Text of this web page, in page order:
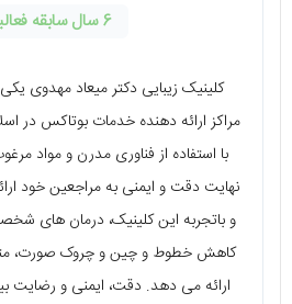
6 سال سابقه فعالیت
کلینیک زیبایی دکتر میعاد مهدوی
مراکز ارائه دهنده خدمات بوتاکس در
با استفاده از فناوری مدرن و مواد
نهایت دقت و ایمنی به مراجعین خود
و باتجربه این کلینیک، درمان های
کاهش خطوط و چین و چروک صورت،
ارائه می دهد. دقت، ایمنی و رضایت